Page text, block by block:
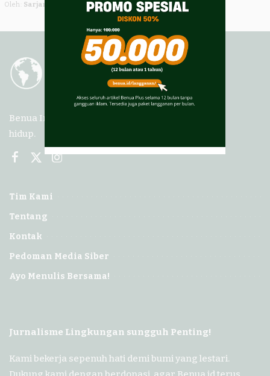
Posted
Oleh: Sarjan Lahay Juni 5, 2022
Benua Indonesia adalah media lingkungan
hidup.
Tim Kami
Tentang
Kontak
Pedoman Media Siber
Ayo Menulis Bersama!
Jurnalisme Lingkungan sungguh Penting!
Kami bekerja sepenuh hati demi bumi yang lestari.